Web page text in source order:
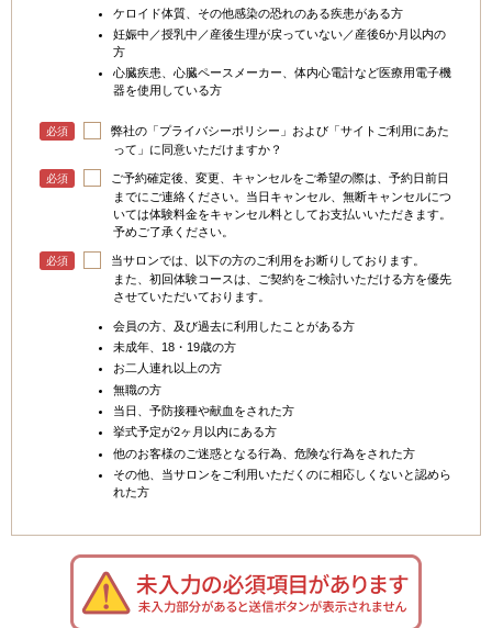
ケロイド体質、その他感染の恐れのある疾患がある方
妊娠中／授乳中／産後生理が戻っていない／産後6か月以内の
方
心臓疾患、心臓ペースメーカー、体内心電計など医療用電子機
器を使用している方
必須
弊社の「プライバシーポリシー」および「サイトご利用にあた
って」に同意いただけますか？
必須
ご予約確定後、変更、キャンセルをご希望の際は、予約日前日
までにご連絡ください。当日キャンセル、無断キャンセルにつ
いては体験料金をキャンセル料としてお支払いいただきます。
予めご了承ください。
必須
当サロンでは、以下の方のご利用をお断りしております。
また、初回体験コースは、ご契約をご検討いただける方を優先
させていただいております。
会員の方、及び過去に利用したことがある方
未成年、18・19歳の方
お二人連れ以上の方
無職の方
当日、予防接種や献血をされた方
挙式予定が2ヶ月以内にある方
他のお客様のご迷惑となる行為、危険な行為をされた方
その他、当サロンをご利用いただくのに相応しくないと認めら
れた方